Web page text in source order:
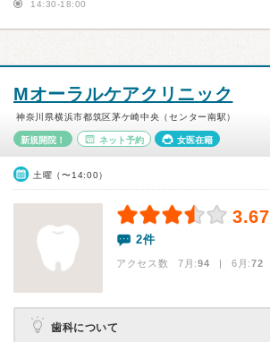
14:30-18:00
Mオーラルケアクリニック
神奈川県横浜市都筑区茅ケ崎中央（センター南駅）
新規開院！ ネット予約 女医在籍
土曜（〜14:00）
3.67
2件
アクセス数 7月:94 | 6月:72
歯科について